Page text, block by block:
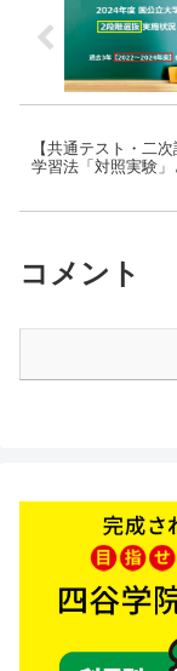
【共通テスト・二
学習法「対照実験」
コメント